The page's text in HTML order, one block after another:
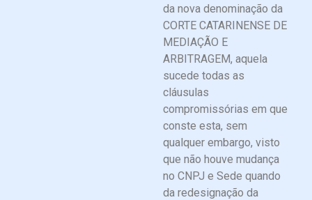
da nova denominação da
CORTE CATARINENSE DE
MEDIAÇÃO E
ARBITRAGEM, aquela
sucede todas as
cláusulas
compromissórias em que
conste esta, sem
qualquer embargo, visto
que não houve mudança
no CNPJ e Sede quando
da redesignação da